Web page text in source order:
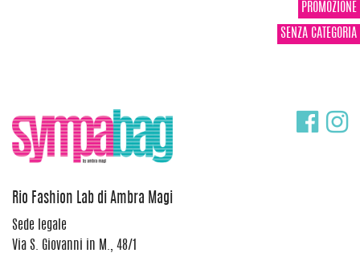
PROMOZIONE
SENZA CATEGORIA
Rio Fashion Lab di Ambra Magi
Sede legale
Via S. Giovanni in M., 48/1